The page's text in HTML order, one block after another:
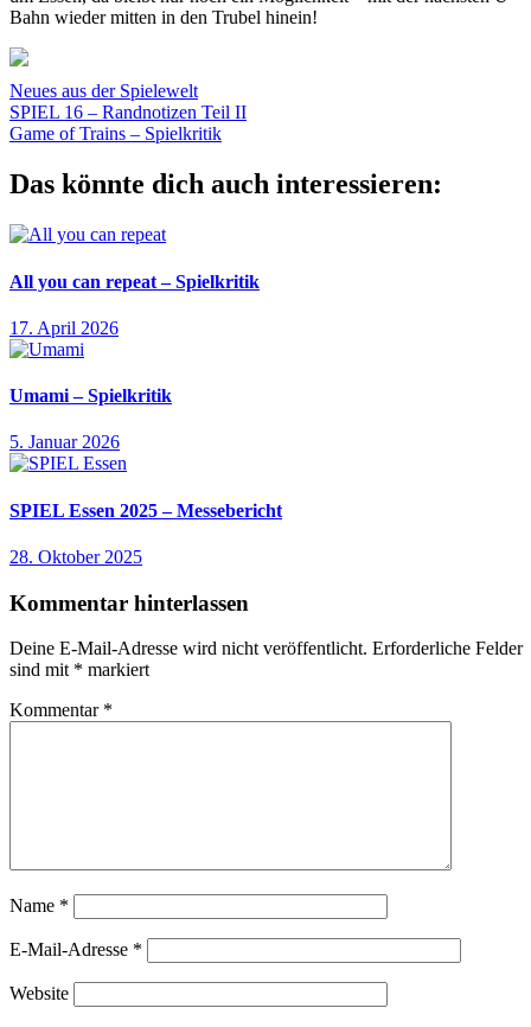
Bahn wieder mitten in den Trubel hinein!
Neues aus der Spielewelt
EssenGeschichtenRandgeschichten
16SpielmesseSpieltage
Beitragsnavigation
Vorheriger
Beitrag:
SPIEL 16 – Randnotizen Teil II
Nächster
Game of Trains – Spielkritik
Das könnte dich auch interessieren:
All you can repeat – Spielkritik
17. April 2026
Umami – Spielkritik
5. Januar 2026
SPIEL Essen 2025 – Messebericht
28. Oktober 2025
Kommentar hinterlassen
Deine E-Mail-Adresse wird nicht veröffentlicht. Erforderliche Felder
sind mit * markiert
Kommentar *
Name *
E-Mail-Adresse *
Website